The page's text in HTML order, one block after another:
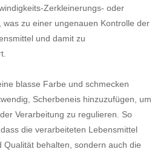
Zerkleinerungs- oder
was zu einer ungenauen Kontrolle der
und damit zu
blasse Farbe und schmecken
Scherbeneis hinzuzufügen, um
Verarbeitung zu regulieren. So
die verarbeiteten Lebensmittel
Qualität behalten, sondern auch die